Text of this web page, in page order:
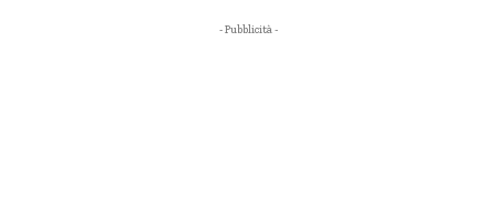
- Pubblicità -